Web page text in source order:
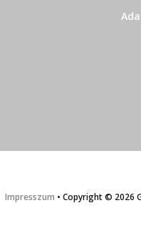
Impresszum • Copyright © 2026